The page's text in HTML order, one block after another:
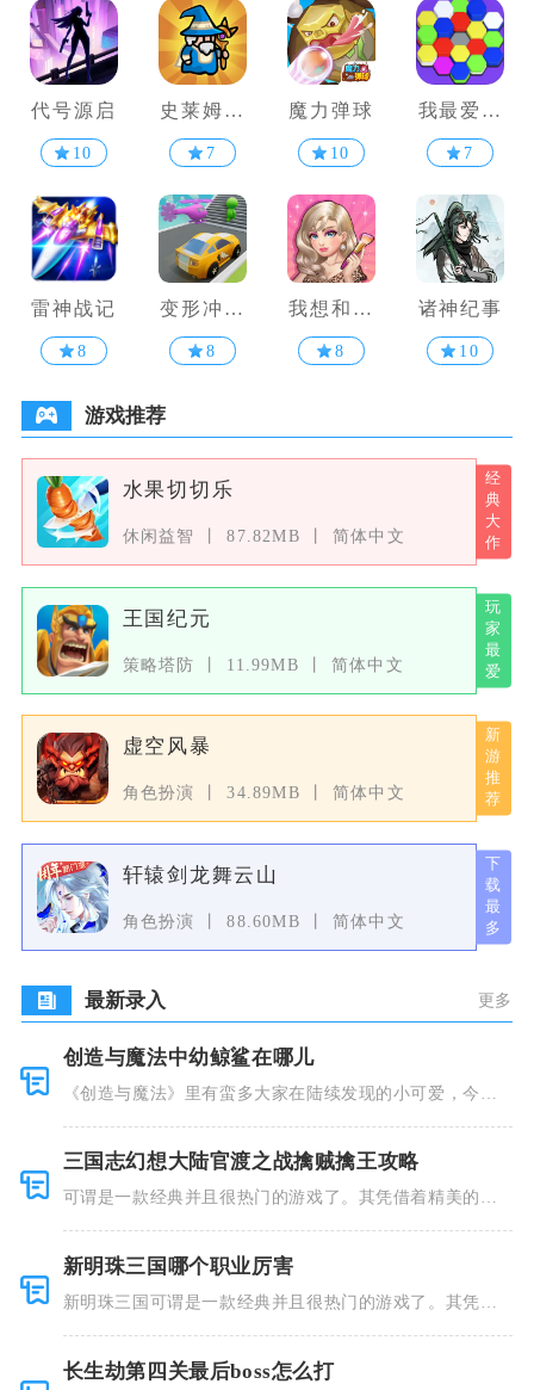
代号源启
10
史莱姆攻
略
7
魔力弹球
10
我最爱解
压
7
雷神战记
8
变形冲冲
冲
8
我想和你
谈恋爱
8
诸神纪事
10
游戏推荐
水果切切乐
休闲益智 87.82MB 简体中文
王国纪元
策略塔防 11.99MB 简体中文
虚空风暴
角色扮演 34.89MB 简体中文
轩辕剑龙舞云山
角色扮演 88.60MB 简体中文
最新录入 更多
创造与魔法中幼鲸鲨在哪儿
《创造与魔法》里有蛮多大家在陆续发现的小可爱，今天
三国志幻想大陆官渡之战擒贼擒王攻略
可谓是一款经典并且很热门的游戏了。其凭借着精美的画
新明珠三国哪个职业厉害
新明珠三国可谓是一款经典并且很热门的游戏了。其凭借
长生劫第四关最后boss怎么打